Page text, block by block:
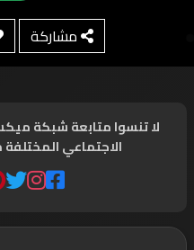
مشاركة
لا تنسوا متابعة شبكة
الاجتماعي المختلفة